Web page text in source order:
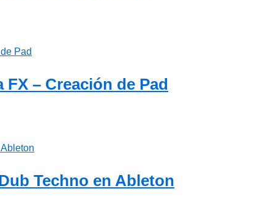
Pad
– Creación de Pad
Techno en Ableton